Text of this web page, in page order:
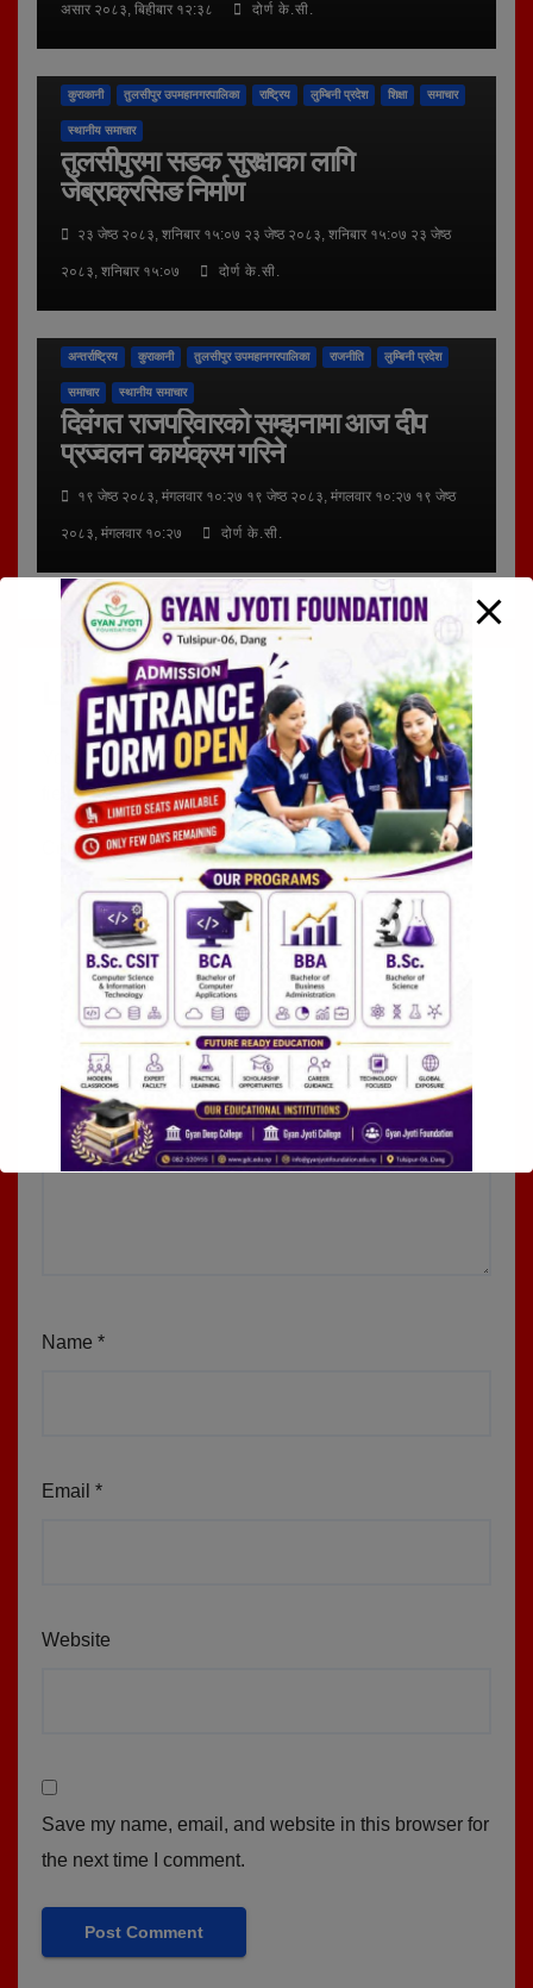
असार २०८३, बिहीबार १२:३८ दोर्ण के.सी.
कुराकानी तुलसीपुर उपमहानगरपालिका राष्ट्रिय लुम्बिनी प्रदेश शिक्षा समाचार
स्थानीय समाचार
तुलसीपुरमा सडक सुरक्षाका लागि
जेब्राक्रसिङ निर्माण
२३ जेष्ठ २०८३, शनिबार १५:०७ २३ जेष्ठ २०८३, शनिबार १५:०७ २३ जेष्ठ
२०८३, शनिबार १५:०७ दोर्ण के.सी.
अन्तर्राष्ट्रिय कुराकानी तुलसीपुर उपमहानगरपालिका राजनीति लुम्बिनी प्रदेश
समाचार स्थानीय समाचार
दिवंगत राजपरिवारको सम्झनामा आज दीप
प्रज्वलन कार्यक्रम गरिने
१९ जेष्ठ २०८३, मंगलवार १०:२७ १९ जेष्ठ २०८३, मंगलवार १०:२७ १९ जेष्ठ
२०८३, मंगलवार १०:२७ दोर्ण के.सी.
Leave a Reply
Your email address will not be published. Required
fields are marked*
Comment*
Name *
Email *
Website
Save my name, email, and website in this browser for
the next time I comment.